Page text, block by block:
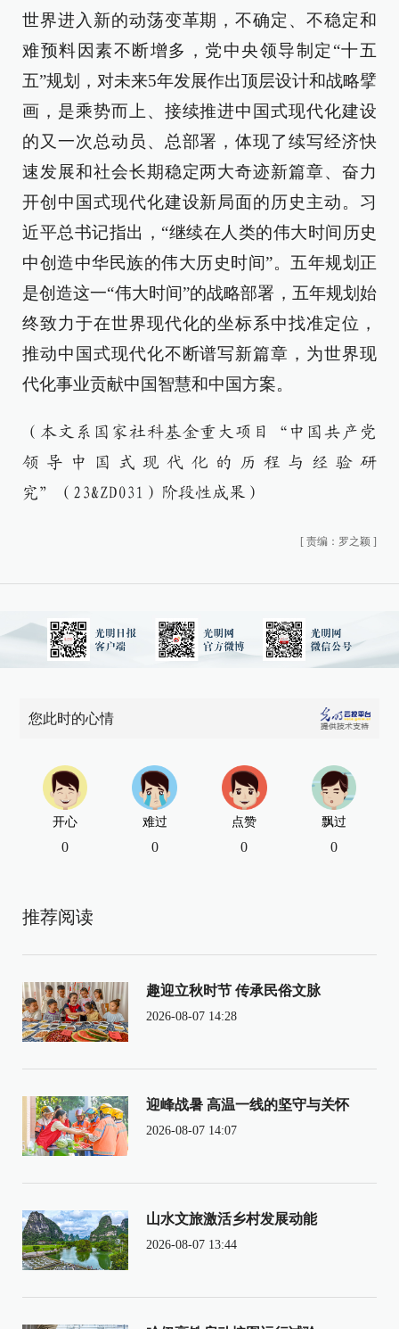
世界进入新的动荡变革期，不确定、不稳定和
难预料因素不断增多，党中央领导制定“十五
五”规划，对未来5年发展作出顶层设计和战略擘
画，是乘势而上、接续推进中国式现代化建设
的又一次总动员、总部署，体现了续写经济快
速发展和社会长期稳定两大奇迹新篇章、奋力
开创中国式现代化建设新局面的历史主动。习
近平总书记指出，“继续在人类的伟大时间历史
中创造中华民族的伟大历史时间”。五年规划正
是创造这一“伟大时间”的战略部署，五年规划始
终致力于在世界现代化的坐标系中找准定位，
推动中国式现代化不断谱写新篇章，为世界现
代化事业贡献中国智慧和中国方案。
（本文系国家社科基金重大项目“中国共产党
领导中国式现代化的历程与经验研
究”（23&ZD031）阶段性成果）
[ 责编：罗之颖 ]
您此时的心情
开心
0
难过
0
点赞
0
飘过
0
推荐阅读
趣迎立秋时节 传承民俗文脉
2026-08-07 14:28
迎峰战暑 高温一线的坚守与关怀
2026-08-07 14:07
山水文旅激活乡村发展动能
2026-08-07 13:44